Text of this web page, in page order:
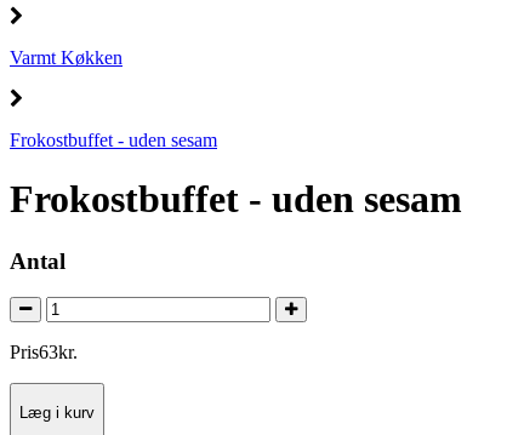
Varmt Køkken
Frokostbuffet - uden sesam
Frokostbuffet - uden sesam
Antal
Pris63kr.
Læg i kurv